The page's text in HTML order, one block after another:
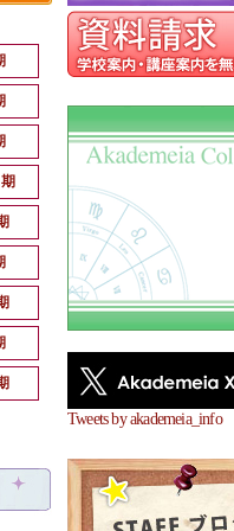
Tweets by akademeia_info